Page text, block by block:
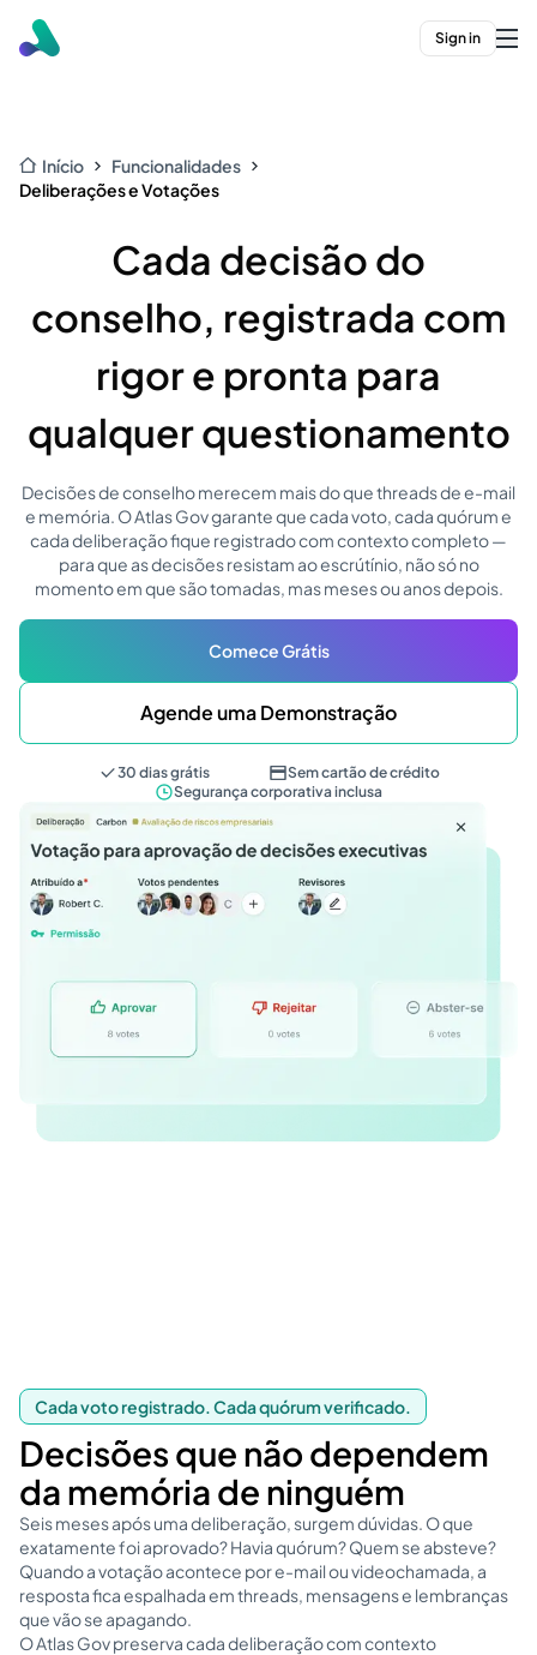
Sign in
Início
Funcionalidades
Deliberações e Votações
Cada decisão do
conselho, registrada com
rigor e pronta para
qualquer questionamento
Decisões de conselho merecem mais do que threads de e-mail
e memória. O Atlas Gov garante que cada voto, cada quórum e
cada deliberação fique registrado com contexto completo —
para que as decisões resistam ao escrútínio, não só no
momento em que são tomadas, mas meses ou anos depois.
Comece Grátis
Agende uma Demonstração
30 dias grátis
Sem cartão de crédito
Segurança corporativa inclusa
Cada voto registrado. Cada quórum verificado.
Decisões que não dependem
da memória de ninguém
Seis meses após uma deliberação, surgem dúvidas. O que
exatamente foi aprovado? Havia quórum? Quem se absteve?
Quando a votação acontece por e-mail ou videochamada, a
resposta fica espalhada em threads, mensagens e lembranças
que vão se apagando.
O Atlas Gov preserva cada deliberação com contexto